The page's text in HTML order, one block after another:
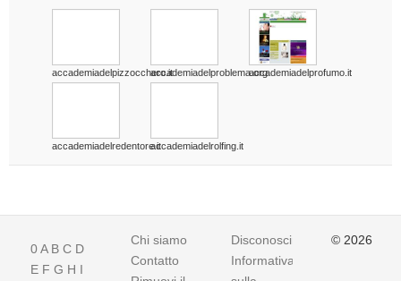
accademiadelpizzocchero.itaccademiadelproblema.orgaccademiadelprofumo.it
accademiadelredentore.itaccademiadelrolfing.it
0A B C D
E F G H I
Chi siamo
Contatto
Disconoscimento
Informativa
© 2026